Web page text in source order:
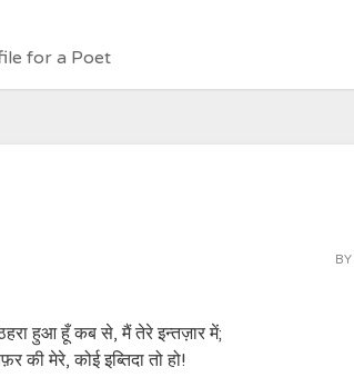
for a Poet
BY
हुआ हूँ कब से, मैं तेरे इन्तज़ार में;
की मेरे, कोई इब्तिदा तो हो!